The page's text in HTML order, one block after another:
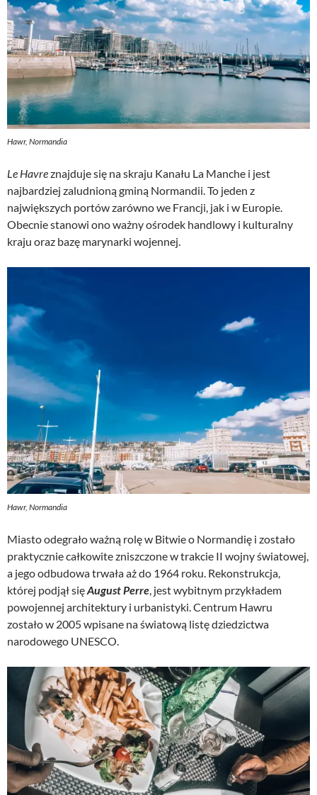
Hawr, Normandia
Le Havreznajduje się na skraju Kanału La Manche i jest
najbardziej zaludnioną gminą Normandii. To jeden z
największych portów zarówno we Francji, jak i w Europie.
Obecnie stanowi ono ważny ośrodek handlowy i kulturalny
kraju oraz bazę marynarki wojennej.
Hawr, Normandia
Miasto odegrało ważną rolę w Bitwie o Normandię i zostało
praktycznie całkowite zniszczone w trakcie II wojny światowej,
a jego odbudowa trwała aż do 1964 roku. Rekonstrukcja,
której podjął sięAugust Perre , jest wybitnym przykładem
powojennej architektury i urbanistyki. Centrum Hawru
zostało w 2005 wpisane na światową listę dziedzictwa
narodowego UNESCO.